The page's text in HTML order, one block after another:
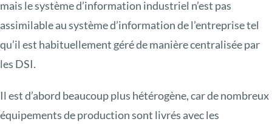
mais le système d’information industriel n’est pas
assimilable au système d’information de l’entreprise tel
qu’il est habituellement géré de manière centralisée par
les DSI.
Il est d’abord beaucoup plus hétérogène, car de nombreux
équipements de production sont livrés avec les